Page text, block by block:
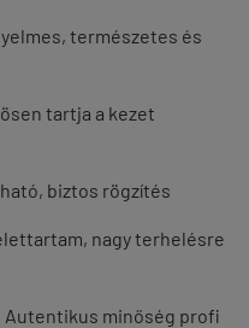
természetes és
tartja a kezet
biztos rögzítés
nagy terhelésre
Autentikus minőség profi